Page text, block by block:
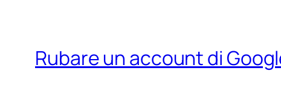
Rubare un account di